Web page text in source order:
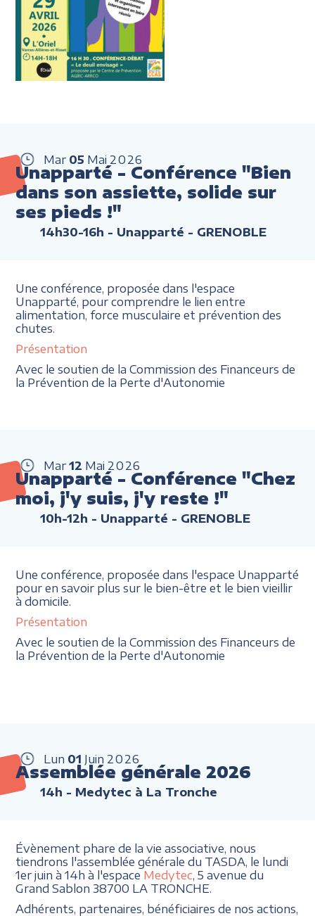
Mar 05 Mai 2026
Unapparté - Conférence "Bien
dans son assiette, solide sur
ses pieds !"
14h30-16h - Unapparté - GRENOBLE
Une conférence, proposée dans l'espace
Unapparté, pour comprendre le lien entre
alimentation, force musculaire et prévention des
chutes.
Présentation
Avec le soutien de la Commission des Financeurs de
la Prévention de la Perte d'Autonomie
Mar 12 Mai 2026
Unapparté - Conférence "Chez
moi, j'y suis, j'y reste !"
10h-12h - Unapparté - GRENOBLE
Une conférence, proposée dans l'espace Unapparté
pour en savoir plus sur le bien-être et le bien vieillir
à domicile.
Présentation
Avec le soutien de la Commission des Financeurs de
la Prévention de la Perte d'Autonomie
Lun 01 Juin 2026
Assemblée générale 2026
14h - Medytec à La Tronche
Évènement phare de la vie associative, nous
tiendrons l'assemblée générale du TASDA, le lundi
1er juin à 14h à l'espace Medytec , 5 avenue du
Grand Sablon 38700 LA TRONCHE.
Adhérents, partenaires, bénéficiaires de nos actions,